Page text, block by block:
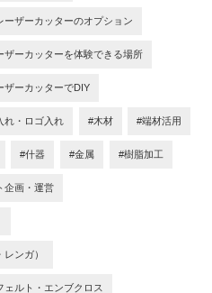
ーザーカッターのオプション
ザーカッターを体験できる場所
ザーカッターでDIY
れ・ロゴ入れ #木材 #端材活用
#什器 #金属 #樹脂加工
企画・運営
ンガ）
ェルト・エンブクロス